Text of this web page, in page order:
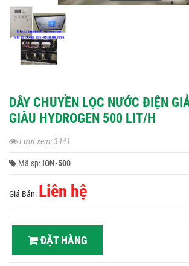
DÂY CHUYỀN LỌC NƯỚC ĐIỆN
GIÀU HYDROGEN 500 LIT/H
Lượt xem: 3441
Mã sp: ION-500
Giá Bán: Liên hệ
ĐẶT HÀNG